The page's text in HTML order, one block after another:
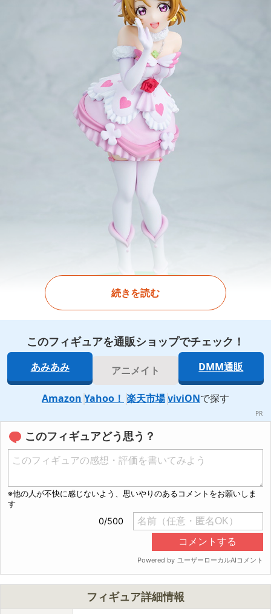
続きを読む
このフィギュアを通販ショップでチェック！
あみあみ アニメイト DMM通販
Amazon Yahoo！ 楽天市場 viviONで探す
このフィギュアどう思う？
フィギュア詳細情報